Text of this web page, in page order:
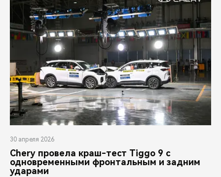
30 апреля 2026
Chery провела краш-тест Tiggo 9 с
одновременными фронтальным и задним
ударами